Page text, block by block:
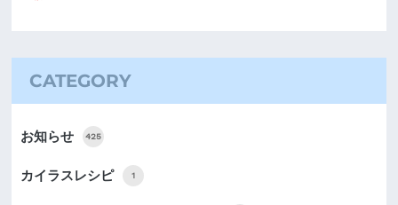
CATEGORY
お知らせ 425
カイラスレシピ 1